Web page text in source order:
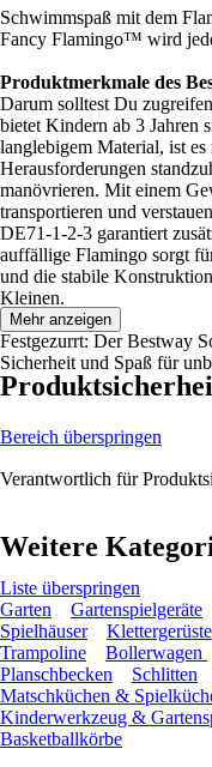
Schwimmspaß mit dem
Fancy Flamingo™ wird
Produktmerkmale des
Darum solltest Du
bietet Kindern ab 3 Jahren
langlebigem Material, ist
Herausforderungen
manövrieren. Mit einem
transportieren und
DE71-1-2-3 garantiert
auffällige Flamingo sorgt
und die stabile
Kleinen.
Festgezurrt: Der Bestway
Sicherheit und Spaß für
Mehr anzeigen
Bereich überspringen
Verantwortlich für
Weitere
Liste überspringen
Garten
Gartenspielgeräte
Spielhäuser
Klettergerüste
Trampoline
Bollerwagen
Planschbecken
Schlitten
Matschküchen &
Kinderwerkzeug &
Basketballkörbe